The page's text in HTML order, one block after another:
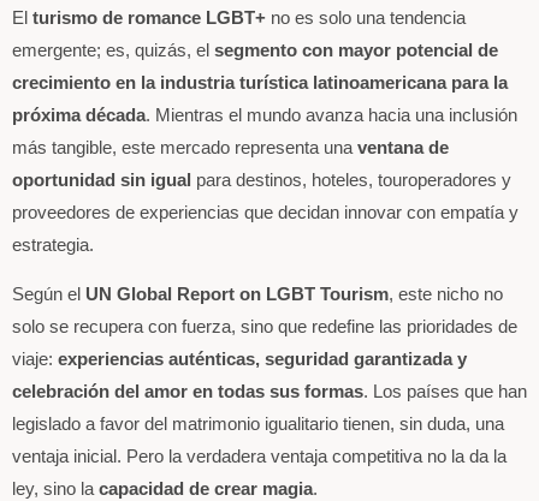
El turismo de romance LGBT+ no es solo una tendencia
emergente; es, quizás, el segmento con mayor potencial de
crecimiento en la industria turística latinoamericana para la
próxima década. Mientras el mundo avanza hacia una inclusión
más tangible, este mercado representa una ventana de
oportunidad sin igual para destinos, hoteles, touroperadores y
proveedores de experiencias que decidan innovar con empatía y
estrategia.
Según el UN Global Report on LGBT Tourism, este nicho no
solo se recupera con fuerza, sino que redefine las prioridades de
viaje: experiencias auténticas, seguridad garantizada y
celebración del amor en todas sus formas. Los países que han
legislado a favor del matrimonio igualitario tienen, sin duda, una
ventaja inicial. Pero la verdadera ventaja competitiva no la da la
ley, sino la capacidad de crear magia.